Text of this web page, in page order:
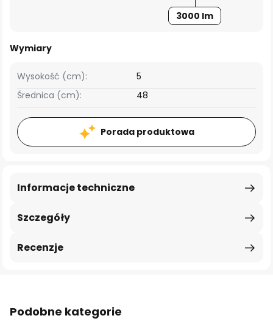
3000 lm
Wymiary
Wysokość (cm):
5
Średnica (cm):
48
Porada produktowa
Szczegóły
Informacje techniczne
Recenzje
Podobne kategorie